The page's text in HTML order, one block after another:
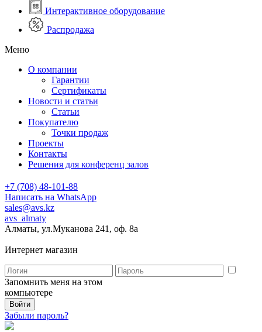
Интерактивное оборудование
Распродажа
Меню
О компании
Гарантии
Сертификаты
Новости и статьи
Статьи
Покупателю
Точки продаж
Проекты
Контакты
Решения для конференц залов
+7 (708) 48-101-88
Написать на WhatsApp
sales@avs.kz
avs_almaty
Алматы, ул.Муканова 241, оф. 8а
Интернет магазин
Запомнить меня на этом
компьютере
Забыли пароль?